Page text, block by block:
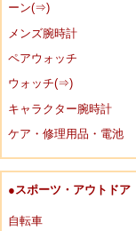
ーン(⇒)
メンズ腕時計
ペアウォッチ
ウォッチ(⇒)
キャラクター腕時計
ケア・修理用品・電池
●スポーツ・アウトドア
自転車